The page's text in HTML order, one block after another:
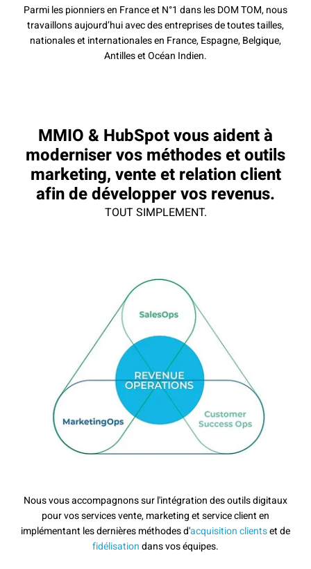
Parmi les pionniers en France et N°1 dans les DOM TOM, nous
travaillons aujourd’hui avec des entreprises de toutes tailles,
nationales et internationales en France, Espagne, Belgique,
Antilles et Océan Indien.
MMIO & HubSpot vous aident à
moderniser vos méthodes et outils
marketing, vente et relation client
afin de développer vos revenus.
TOUT SIMPLEMENT.
Nous vous accompagnons sur l'intégration des outils digitaux
pour vos services vente, marketing et service client en
implémentant les dernières méthodes d'acquisition clientset de
fidélisationdans vos équipes.